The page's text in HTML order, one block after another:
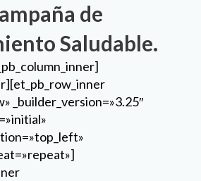
de
Saludable.
_builder_version=»3.25″